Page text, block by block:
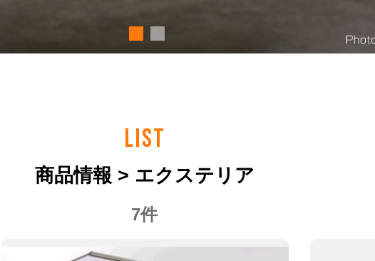
LIST
商品情報 > エクステリア
7件